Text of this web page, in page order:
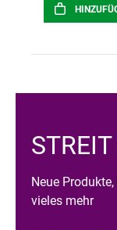
Neue
vieles mehr